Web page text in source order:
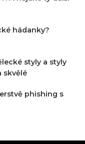
hádanky?
styly a styly
skvělé
phishing s